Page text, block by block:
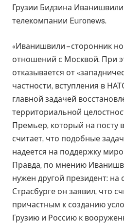
Грузии Бидзина
телекомпании Euronews.
«Иванишвили – сторонник
отношений с Москвой. При
отказывается от
частности, вступления в
главной задачей
территориальной
Премьер, который на посту
считает, что подобные
надеется на поддержку
Правда, по мнению
нужен другой президент: на
Страсбурге он заявил, что
причастным к созданию
Грузию и Россию к